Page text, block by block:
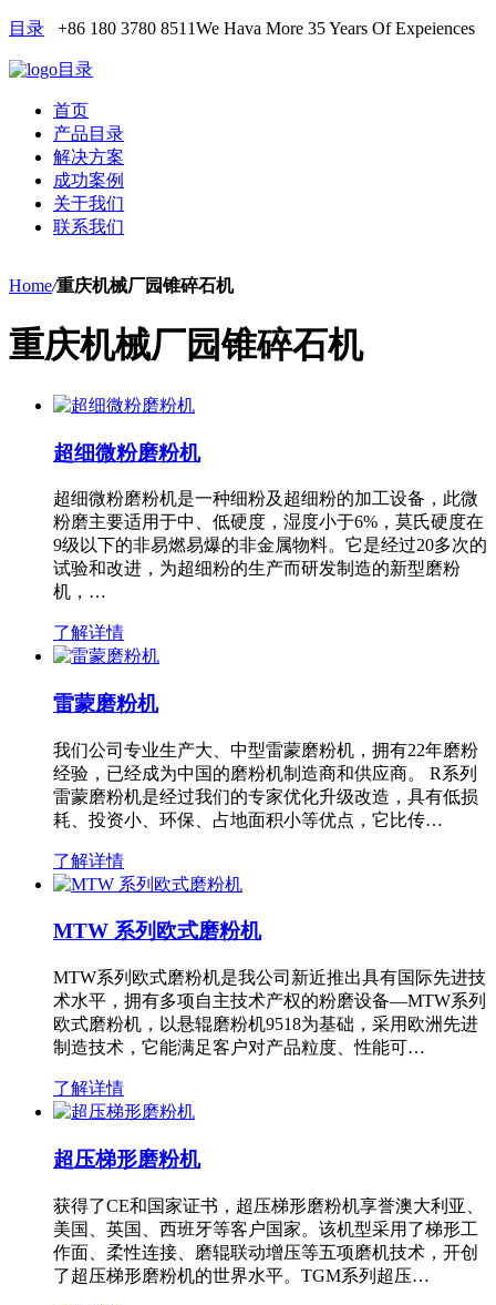
目录 +86 180 3780 8511We Hava More 35 Years Of Expeiences
目录
首页
产品目录
解决方案
成功案例
关于我们
联系我们
Home/重庆机械厂园锥碎石机
重庆机械厂园锥碎石机
超细微粉磨粉机
超细微粉磨粉机是一种细粉及超细粉的加工设备，此微
粉磨主要适用于中、低硬度，湿度小于6%，莫氏硬度在
9级以下的非易燃易爆的非金属物料。它是经过20多次的
试验和改进，为超细粉的生产而研发制造的新型磨粉
机，…
了解详情
雷蒙磨粉机
我们公司专业生产大、中型雷蒙磨粉机，拥有22年磨粉
经验，已经成为中国的磨粉机制造商和供应商。 R系列
雷蒙磨粉机是经过我们的专家优化升级改造，具有低损
耗、投资小、环保、占地面积小等优点，它比传…
了解详情
MTW 系列欧式磨粉机
MTW系列欧式磨粉机是我公司新近推出具有国际先进技
术水平，拥有多项自主技术产权的粉磨设备—MTW系列
欧式磨粉机，以悬辊磨粉机9518为基础，采用欧洲先进
制造技术，它能满足客户对产品粒度、性能可…
了解详情
超压梯形磨粉机
获得了CE和国家证书，超压梯形磨粉机享誉澳大利亚、
美国、英国、西班牙等客户国家。该机型采用了梯形工
作面、柔性连接、磨辊联动增压等五项磨机技术，开创
了超压梯形磨粉机的世界水平。TGM系列超压…